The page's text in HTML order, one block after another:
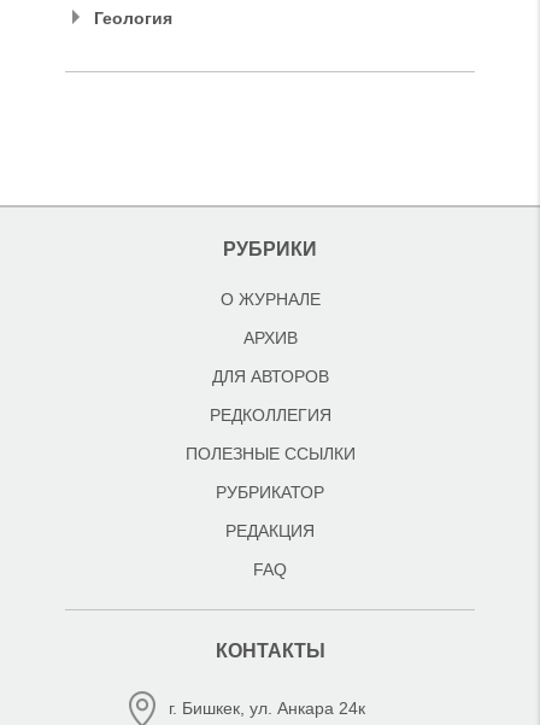
Геология
РУБРИКИ
О ЖУРНАЛЕ
АРХИВ
ДЛЯ АВТОРОВ
РЕДКОЛЛЕГИЯ
ПОЛЕЗНЫЕ ССЫЛКИ
РУБРИКАТОР
РЕДАКЦИЯ
FAQ
КОНТАКТЫ
г. Бишкек, ул. Анкара 24к